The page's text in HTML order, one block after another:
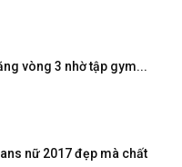
vòng 3 nhờ tập gym...
nữ 2017 đẹp mà chất